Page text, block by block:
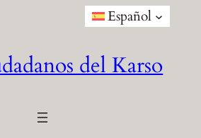
Español
del Karso